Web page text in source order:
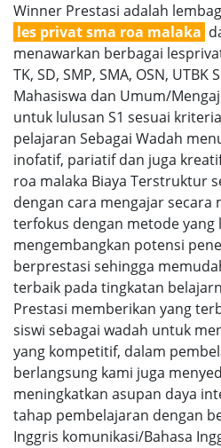
Winner Prestasi adalah
les privat sma roa malaka
menawarkan berbagai
TK, SD, SMP, SMA, OSN, UTBK
Mahasiswa dan Umum/
untuk lulusan S1 sesuai
pelajaran Sebagai Wadah
inofatif, pariatif dan juga
roa malaka Biaya Terstruktur
dengan cara mengajar secara
terfokus dengan metode yang
mengembangkan potensi
berprestasi sehingga
terbaik pada tingkatan
Prestasi memberikan yang
siswi sebagai wadah untuk
yang kompetitif, dalam
berlangsung kami juga
meningkatkan asupan daya
tahap pembelajaran dengan
Inggris komunikasi/Bahasa